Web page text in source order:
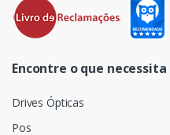
Encontre o que necessita
Drives Ópticas
Pos